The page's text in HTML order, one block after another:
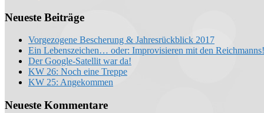
Neueste Beiträge
Vorgezogene Bescherung & Jahresrückblick 2017
Ein Lebenszeichen… oder: Improvisieren mit den Reichmanns!
Der Google-Satellit war da!
KW 26: Noch eine Treppe
KW 25: Angekommen
Neueste Kommentare